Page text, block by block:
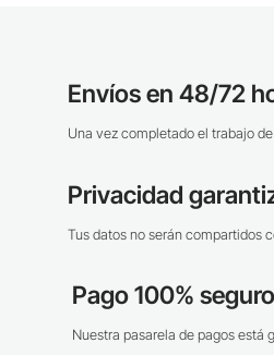
Envíos en 48/72
Una vez completado el trabajo
Privacidad
Tus datos no serán compartidos
Pago 100% seguro
Nuestra pasarela de pagos está